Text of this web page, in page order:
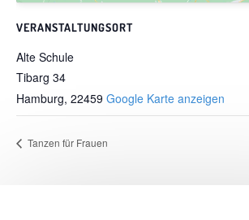
VERANSTALTUNGSORT
Alte Schule
Tibarg 34
Hamburg, 22459 Google Karte anzeigen
Tanzen für Frauen